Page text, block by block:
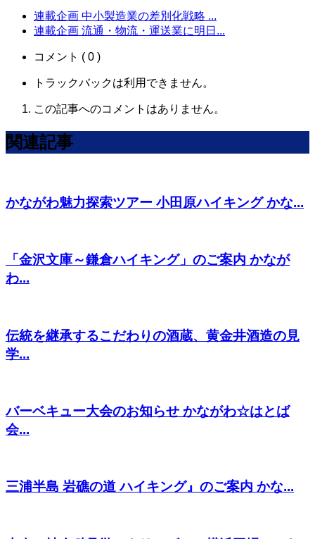
連載企画 中小製造業の差別化戦略 ...
連載企画 流通・物流・運送業に明日...
コメント ( 0 )
トラックバックは利用できません。
この記事へのコメントはありません。
関連記事
かながわ魅力探索ツアー 小田原ハイキング かな...
「金沢文庫～鎌倉ハイキング」のご案内 かなが
わ...
伝統を継承するこだわりの酒蔵、黄金井酒造の見
学...
バーベキュー大会のお知らせ かながわ☆はとば
会...
三浦半島 岩礁の道 ハイキング』のご案内 かな...